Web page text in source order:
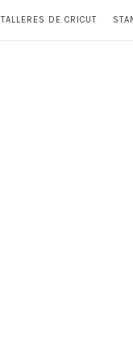
TALLERES DE CRICUT